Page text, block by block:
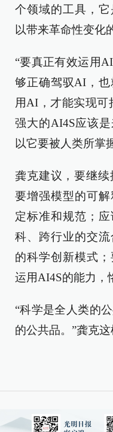
个领域的工具，
以带来革命性变化
“要真正有效运用
够正确驾驭AI，
用AI，才能实现可
强大的AI4S应该
以它要被人类所掌
龚克建议，要继续
要增强模型的可
定标准和规范；
科、跨行业的交
的科学创新模式
运用AI4S的能力，
“科学是全人类的
的公共品。”龚克这